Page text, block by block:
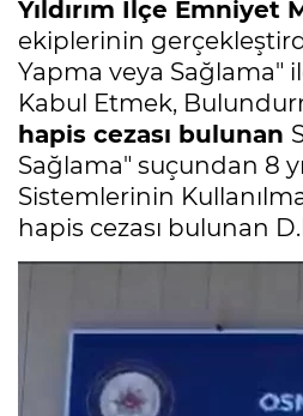
Yıldırım İlçe
ekiplerinin
Yapma veya Sağlama"
Kabul Etmek,
hapis cezası bulunan
Sağlama" suçundan 8
Sistemlerinin
hapis cezası bulunan